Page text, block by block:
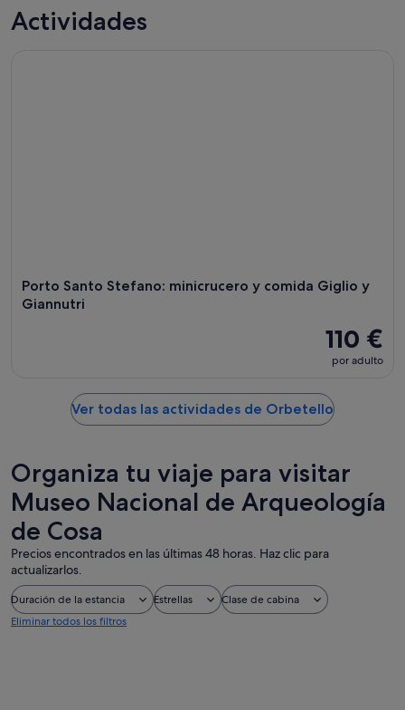
Actividades
Porto Santo Stefano: minicrucero y comida Giglio y
Giannutri
110 €
por adulto
Ver todas las actividades de Orbetello
Organiza tu viaje para visitar
Museo Nacional de Arqueología
de Cosa
Precios encontrados en las últimas 48 horas. Haz clic para
actualizarlos.
Duración de la estancia Estrellas
Clase de cabina
Eliminar todos los filtros